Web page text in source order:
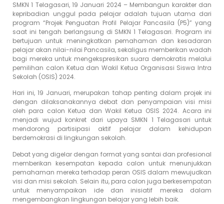
SMKN 1 Telagasari, 19 Januari 2024 – Membangun karakter dan
kepribadian unggul pada pelajar adalah tujuan utama dari
program “Projek Penguatan Profil Pelajar Pancasila (P5)” yang
saat ini tengah berlangsung di SMKN 1 Telagasari. Program ini
bertujuan untuk meningkatkan pemahaman dan kesadaran
pelajar akan nilai-nilai Pancasila, sekaligus memberikan wadah
bagi mereka untuk mengekspresikan suara demokratis melalui
pemilihan calon Ketua dan Wakil Ketua Organisasi Siswa Intra
Sekolah (OSIS) 2024.
Hari ini, 19 Januari, merupakan tahap penting dalam projek ini
dengan dilaksanakannya debat dan penyampaian visi misi
oleh para calon Ketua dan Wakil Ketua OSIS 2024. Acara ini
menjadi wujud konkret dari upaya SMKN 1 Telagasari untuk
mendorong partisipasi aktif pelajar dalam kehidupan
berdemokrasi di lingkungan sekolah.
Debat yang digelar dengan format yang santai dan profesional
memberikan kesempatan kepada calon untuk menunjukkan
pemahaman mereka terhadap peran OSIS dalam mewujudkan
visi dan misi sekolah. Selain itu, para calon juga berkesempatan
untuk menyampaikan ide dan inisiatif mereka dalam
mengembangkan lingkungan belajar yang lebih baik.